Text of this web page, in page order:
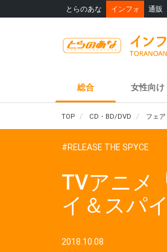
とらのあな インフォ 通販
総合 女性向け
TOP CD・BD/DVD フェ
#RELEASE THE SPYCE
TVアニメ
イ＆スパ
2018.10.08